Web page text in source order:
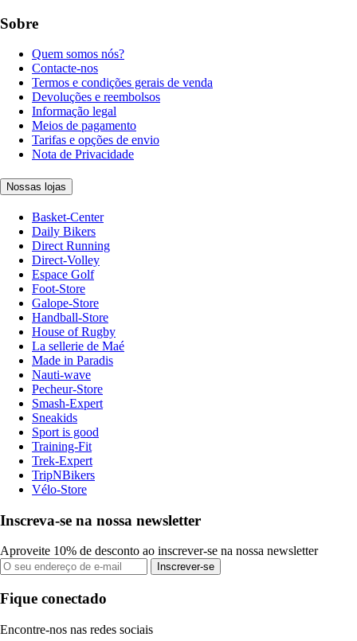
Sobre
Quem somos nós?
Contacte-nos
Termos e condições gerais de venda
Devoluções e reembolsos
Informação legal
Meios de pagamento
Tarifas e opções de envio
Nota de Privacidade
Nossas lojas
Basket-Center
Daily Bikers
Direct Running
Direct-Volley
Espace Golf
Foot-Store
Galope-Store
Handball-Store
House of Rugby
La sellerie de Maé
Made in Paradis
Nauti-wave
Pecheur-Store
Smash-Expert
Sneakids
Sport is good
Training-Fit
Trek-Expert
TripNBikers
Vélo-Store
Inscreva-se na nossa newsletter
Aproveite 10% de desconto ao inscrever-se na nossa newsletter
Inscrever-se
Fique conectado
Encontre-nos nas redes sociais